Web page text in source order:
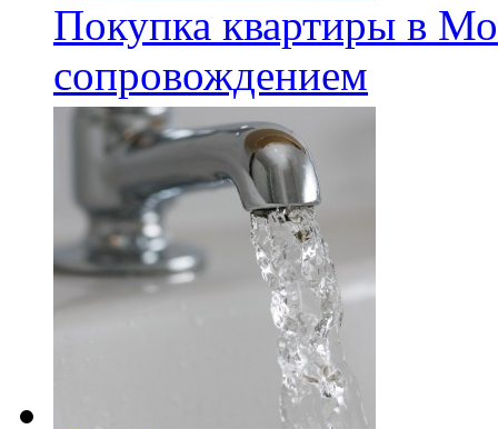
Покупка квартиры в
сопровождением